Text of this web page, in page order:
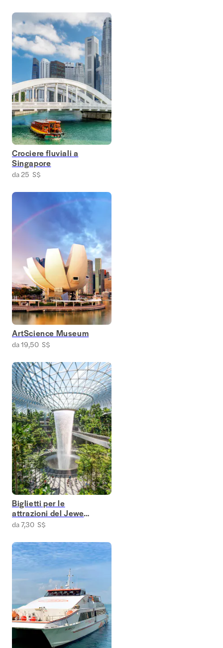
Crociere fluviali a
Singapore
da 25 S$
ArtScience Museum
da 19,50 S$
Biglietti per le
attrazioni del Jewel
Changi Airport
da 7,30 S$